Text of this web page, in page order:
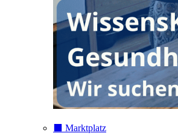
⬛️ Marktplatz